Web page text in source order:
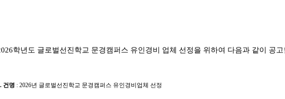
학년도 글로벌선진학교 문경캠퍼스 유인경비 업체 선정을 위하여 다음과 같이 공
건명 : 2026년 글로벌선진학교 문경캠퍼스 유인경비업체 선정